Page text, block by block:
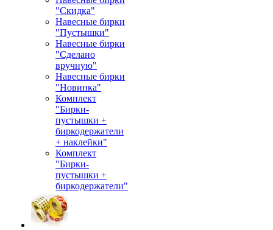
"Скидка"
Навесные бирки
"Пустышки"
Навесные бирки
"Сделано
вручную"
Навесные бирки
"Новинка"
Комплект
"Бирки-
пустышки +
биркодержатели
+ наклейки"
Комплект
"Бирки-
пустышки +
биркодержатели"